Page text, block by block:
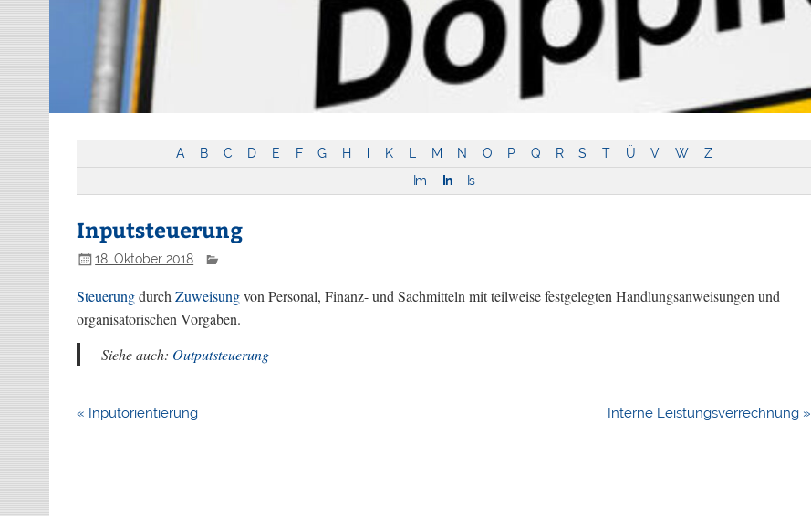
A B C D E F G H K M N O P Q R S T Ü V W
Z
Im
In Is
Inputsteuerung
18. Oktober 2018
SteuerungdurchZuweisungvon Personal, Finanz- und Sachmitteln mit teilweise festgelegten Handlungsanweisungen und
organisatorischen Vorgaben.
Siehe auch: Outputsteuerung
Beitragsnavigation
« Inputorientierung Interne Leistungsverrechnung »